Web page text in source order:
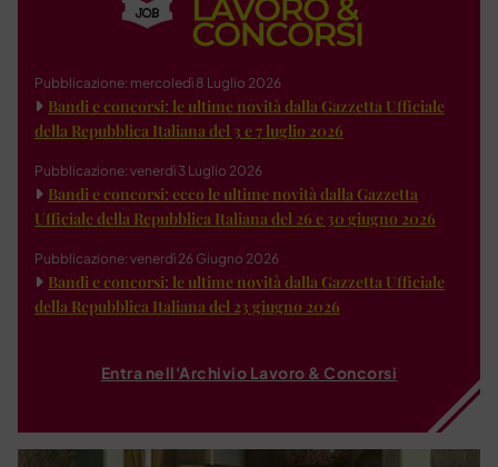
Pubblicazione: mercoledì 8 Luglio 2026
Bandi e concorsi: le ultime novità dalla Gazzetta Ufficiale
della Repubblica Italiana del 3 e 7 luglio 2026
Pubblicazione: venerdì 3 Luglio 2026
Bandi e concorsi: ecco le ultime novità dalla Gazzetta
Ufficiale della Repubblica Italiana del 26 e 30 giugno 2026
Pubblicazione: venerdì 26 Giugno 2026
Bandi e concorsi: le ultime novità dalla Gazzetta Ufficiale
della Repubblica Italiana del 23 giugno 2026
Entra nell'Archivio Lavoro & Concorsi